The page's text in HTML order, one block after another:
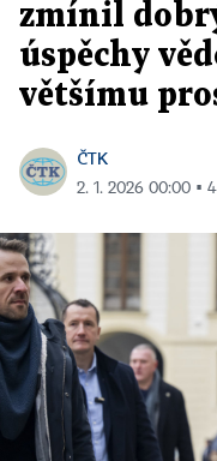
zmínil
úspěchy
většímu
ČTK
2. 1. 2026 00:00 ▪